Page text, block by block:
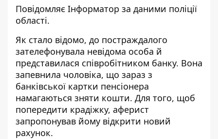
Повідомляє Інформатор за даними поліції
області.
Як стало відомо, до постраждалого
зателефонувала невідома особа й
представилася співробітником банку. Вона
запевнила чоловіка, що зараз з
банківської картки пенсіонера
намагаються зняти кошти. Для того, щоб
попередити крадіжку, аферист
запропонував йому відкрити новий
рахунок.